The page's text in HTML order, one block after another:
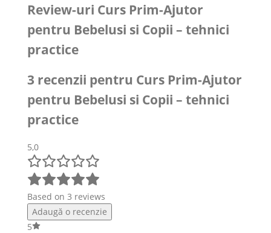
Review-uri Curs Prim-Ajutor
pentru Bebelusi si Copii – tehnici
practice
3 recenzii pentru Curs Prim-Ajutor
pentru Bebelusi si Copii – tehnici
practice
5,0
Based on 3 reviews
Adaugă o recenzie
5